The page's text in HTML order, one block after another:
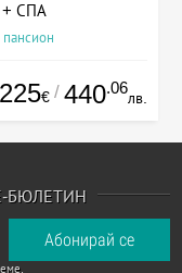
+ СПА
225€ / 440.06
лв.
БЮЛЕТИН